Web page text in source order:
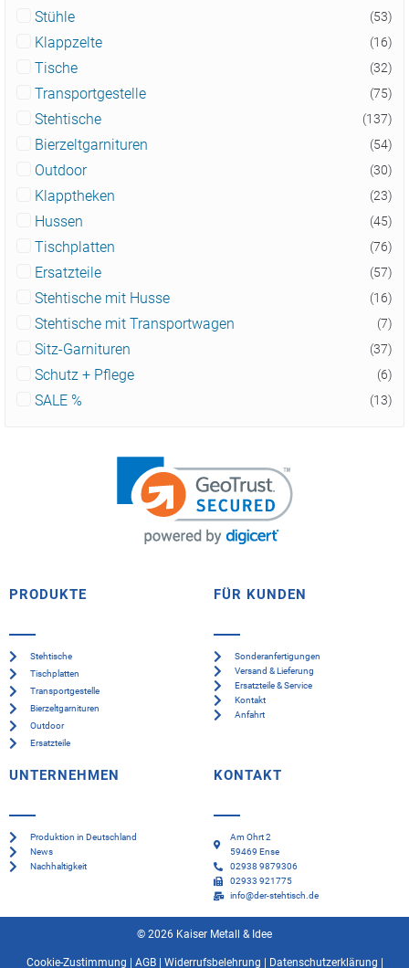
Stühle (53)
Klappzelte (16)
Tische (32)
Transportgestelle (75)
Stehtische (137)
Bierzeltgarnituren (54)
Outdoor (30)
Klapptheken (23)
Hussen (45)
Tischplatten (76)
Ersatzteile (57)
Stehtische mit Husse (16)
Stehtische mit Transportwagen (7)
Sitz-Garnituren (37)
Schutz + Pflege (6)
SALE % (13)
PRODUKTE
Stehtische
Tischplatten
Transportgestelle
Bierzeltgarnituren
Outdoor
Ersatzteile
FÜR KUNDEN
Sonderanfertigungen
Versand & Lieferung
Ersatzteile & Service
Kontakt
Anfahrt
UNTERNEHMEN
Produktion in Deutschland
News
Nachhaltigkeit
KONTAKT
Am Ohrt 2
59469 Ense
02938 9879306
02933 921775
info@der-stehtisch.de
© 2026 Kaiser Metall & Idee
Cookie-Zustimmung AGB| Widerrufsbelehrung Datenschutzerklärung